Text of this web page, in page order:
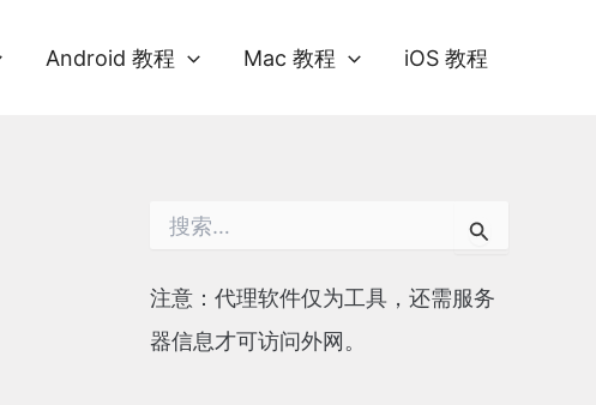
Android 教程 Mac 教程 iOS 教程
注意：代理软件仅为工具，还需服务
器信息才可访问外网。